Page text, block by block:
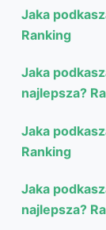
Jaka
Ranking
Jaka
najlepsza?
Jaka
Ranking
Jaka
najlepsza?